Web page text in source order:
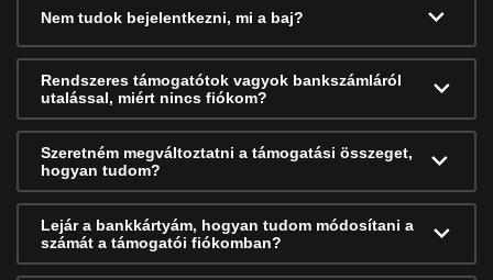
Nem tudok bejelentkezni, mi a baj?
Rendszeres támogatótok vagyok bankszámláról
utalással, miért nincs fiókom?
Szeretném megváltoztatni a támogatási összeget,
hogyan tudom?
Lejár a bankkártyám, hogyan tudom módosítani a
számát a támogatói fiókomban?